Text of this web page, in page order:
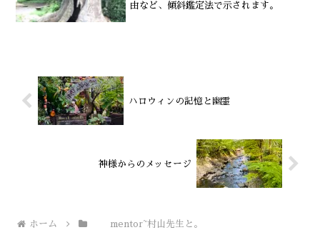
由など、傾斜鑑定法で示されます。
ハロウィンの記憶と幽霊
神様からのメッセージ
ホーム mentor~村山先生と。